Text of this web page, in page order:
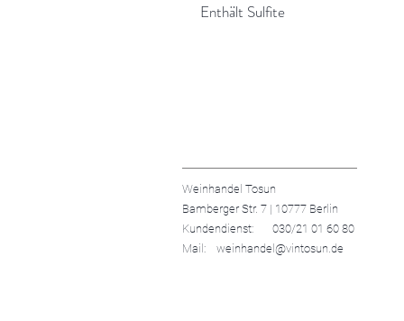
Enthält Sulfite
Weinhandel Tosun
Bamberger Str. 7 | 10777 Berlin
Kundendienst: 030/21 01 60 80
Mail: weinhandel@vintosun.de